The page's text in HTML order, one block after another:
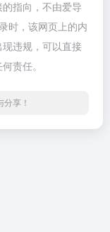
指向，不由爱导
时，该网页上的内
违规，可以直接
责任。
享！